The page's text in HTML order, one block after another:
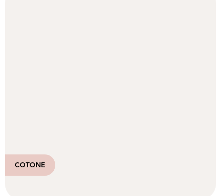
COTONE